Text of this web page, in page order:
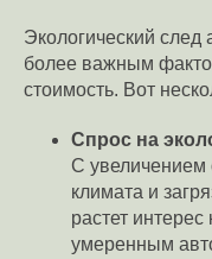
Экологический след
более важным
стоимость. Вот
Спрос на
С увеличением
климата и
растет интерес
умеренным